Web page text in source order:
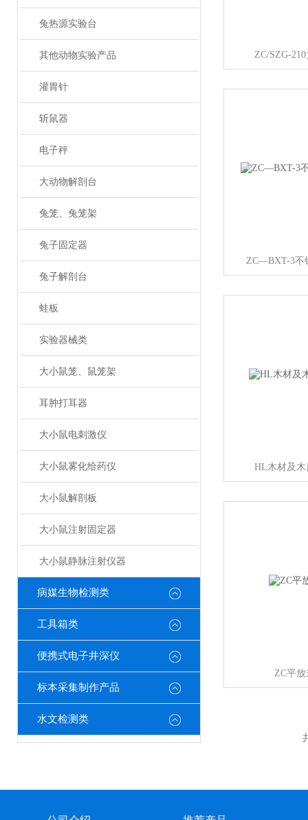
兔热源实验台
其他动物实验产品
灌胃针
斩鼠器
电子秤
大动物解剖台
兔笼、兔笼架
兔子固定器
兔子解剖台
蛙板
实验器械类
大小鼠笼、鼠笼架
耳肿打耳器
大小鼠电刺激仪
大小鼠雾化给药仪
大小鼠解剖板
大小鼠注射固定器
大小鼠静脉注射仪器
病媒生物检测类
工具箱类
便携式电子井深仪
标本采集制作产品
水文检测类
ZC/SZG-
ZC—BXT-3不
HL木材及
ZC平